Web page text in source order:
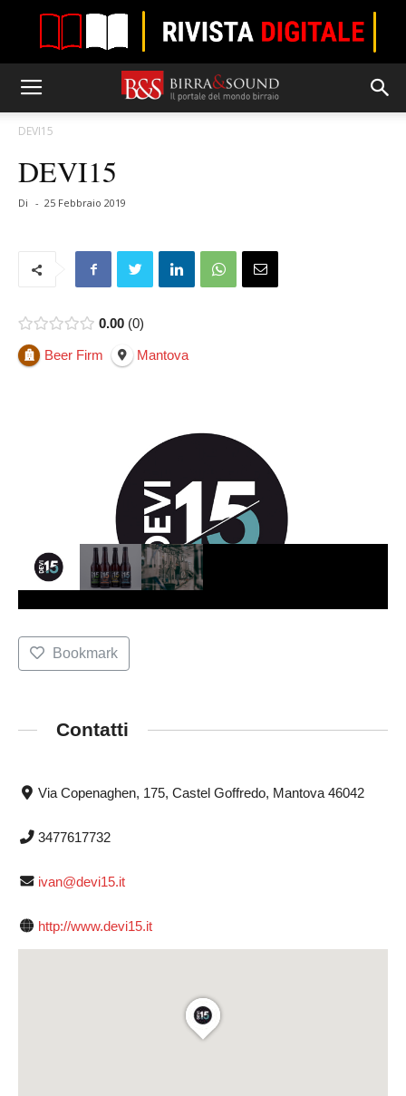
DEVI15
DEVI15
Di - 25 Febbraio 2019
0.00 0
Beer Firm Mantova
Bookmark
Contatti
Via Copenaghen, 175, Castel Goffredo, Mantova 46042
3477617732
ivan@devi15.it
http://www.devi15.it